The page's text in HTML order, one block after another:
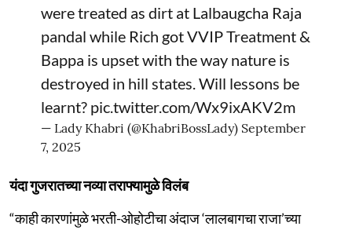
were treated as dirt at Lalbaugcha Raja
pandal while Rich got VVIP Treatment &
Bappa is upset with the way nature is
destroyed in hill states. Will lessons be
learnt? pic.twitter.com/Wx9ixAKV2m
— Lady Khabri (@KhabriBossLady) September
7, 2025
यंदा गुजरातच्या नव्या तराफ्यामुळे विलंब
“काही कारणांमुळे भरती-ओहोटीचा अंदाज ‘लालबागचा राजा’च्या